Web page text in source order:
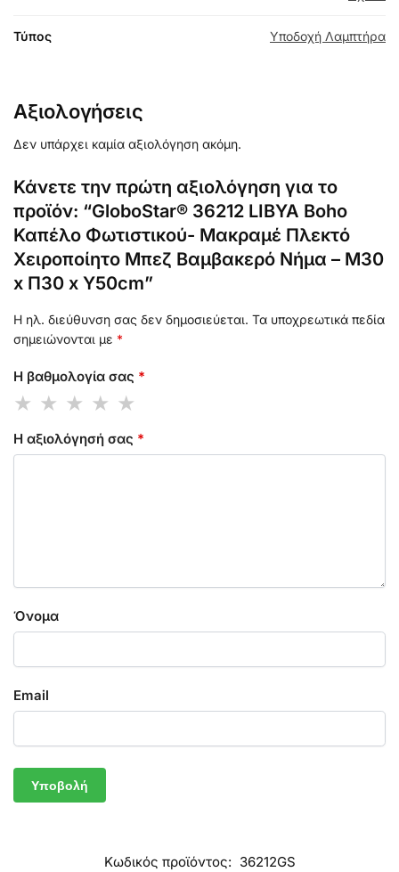
Τύπος Υποδοχή Λαμπτήρα
Αξιολογήσεις
Δεν υπάρχει καμία αξιολόγηση ακόμη.
Κάνετε την πρώτη αξιολόγηση για το
προϊόν: “GloboStar® 36212 LIBYA Boho
Καπέλο Φωτιστικού- Μακραμέ Πλεκτό
Χειροποίητο Μπεζ Βαμβακερό Νήμα – Μ30
x Π30 x Υ50cm”
Η ηλ. διεύθυνση σας δεν δημοσιεύεται. Τα υποχρεωτικά πεδία
σημειώνονται με *
Η βαθμολογία σας *
Η αξιολόγησή σας *
Όνομα
Email
Κωδικός προϊόντος: 36212GS